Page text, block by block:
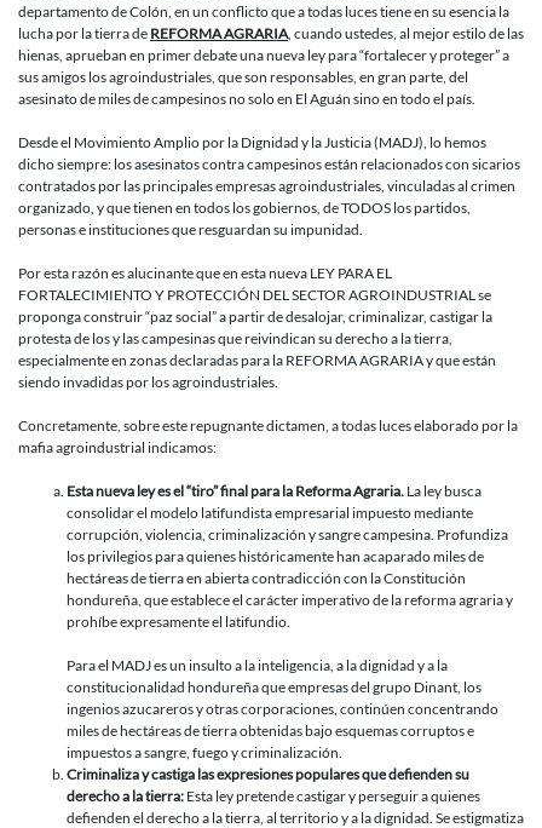
departamento de Colón, en un conflicto que a todas luces tiene en su esencia la
lucha por la tierra de REFORMA AGRARIA, cuando ustedes, al mejor estilo de las
hienas, aprueban en primer debate una nueva ley para “fortalecer y proteger” a
sus amigos los agroindustriales, que son responsables, en gran parte, del
asesinato de miles de campesinos no solo en El Aguán sino en todo el país.
Desde el Movimiento Amplio por la Dignidad y la Justicia (MADJ), lo hemos
dicho siempre: los asesinatos contra campesinos están relacionados con sicarios
contratados por las principales empresas agroindustriales, vinculadas al crimen
organizado, y que tienen en todos los gobiernos, de TODOS los partidos,
personas e instituciones que resguardan su impunidad.
Por esta razón es alucinante que en esta nueva LEY PARA EL
FORTALECIMIENTO Y PROTECCIÓN DEL SECTOR AGROINDUSTRIAL se
proponga construir “paz social” a partir de desalojar, criminalizar, castigar la
protesta de los y las campesinas que reivindican su derecho a la tierra,
especialmente en zonas declaradas para la REFORMA AGRARIA y que están
siendo invadidas por los agroindustriales.
Concretamente, sobre este repugnante dictamen, a todas luces elaborado por la
mafia agroindustrial indicamos:
Esta nueva ley es el “tiro” final para la Reforma Agraria. La ley busca
consolidar el modelo latifundista empresarial impuesto mediante
corrupción, violencia, criminalización y sangre campesina. Profundiza
los privilegios para quienes históricamente han acaparado miles de
hectáreas de tierra en abierta contradicción con la Constitución
hondureña, que establece el carácter imperativo de la reforma agraria y
prohíbe expresamente el latifundio.
Para el MADJ es un insulto a la inteligencia, a la dignidad y a la
constitucionalidad hondureña que empresas del grupo Dinant, los
ingenios azucareros y otras corporaciones, continúen concentrando
miles de hectáreas de tierra obtenidas bajo esquemas corruptos e
impuestos a sangre, fuego y criminalización.
Criminaliza y castiga las expresiones populares que defienden su
derecho a la tierra: Esta ley pretende castigar y perseguir a quienes
defienden el derecho a la tierra, al territorio y a la dignidad. Se estigmatiza